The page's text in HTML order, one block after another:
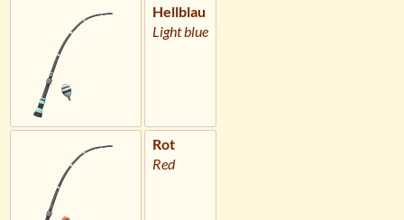
Hellblau
Light blue
Rot
Red